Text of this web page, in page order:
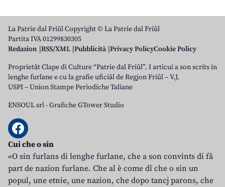
La Patrie dal Friûl Copyright © La Patrie dal Friûl
Partita IVA 01299830305
Redazion RSS/XML Pubblicità Privacy PolicyCookie Policy
Proprietât Clape di Culture “Patrie dal Friûl”. I articui a son scrits in
lenghe furlane e cu la grafie uficiâl de Regjon Friûl – V.J.
USPI – Union Stampe Periodiche Taliane
ENSOUL srl-Grafiche GTower Studio
Cui che o sin
«O sin furlans di lenghe furlane, che a son convints di fâ
part de nazion furlane. Che al è come dî che o sin un
popul, une etnie, une nazion, che dopo tancj parons, che